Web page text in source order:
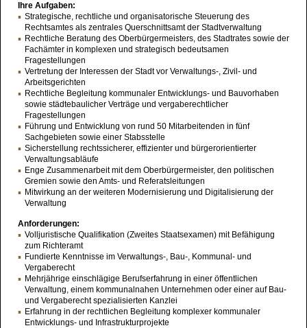
Ihre Aufgaben:
Strategische, rechtliche und organisatorische Steuerung des
Rechtsamtes als zentrales Querschnittsamt der Stadtverwaltung
Rechtliche Beratung des Oberbürgermeisters, des Stadtrates sowie der
Fachämter in komplexen und strategisch bedeutsamen
Fragestellungen
Vertretung der Interessen der Stadt vor Verwaltungs-, Zivil- und
Arbeitsgerichten
Rechtliche Begleitung kommunaler Entwicklungs- und Bauvorhaben
sowie städtebaulicher Verträge und vergaberechtlicher
Fragestellungen
Führung und Entwicklung von rund 50 Mitarbeitenden in fünf
Sachgebieten sowie einer Stabsstelle
Sicherstellung rechtssicherer, effizienter und bürgerorientierter
Verwaltungsabläufe
Enge Zusammenarbeit mit dem Oberbürgermeister, den politischen
Gremien sowie den Amts- und Referatsleitungen
Mitwirkung an der weiteren Modernisierung und Digitalisierung der
Verwaltung
Anforderungen:
Volljuristische Qualifikation (Zweites Staatsexamen) mit Befähigung
zum Richteramt
Fundierte Kenntnisse im Verwaltungs-, Bau-, Kommunal- und
Vergaberecht
Mehrjährige einschlägige Berufserfahrung in einer öffentlichen
Verwaltung, einem kommunalnahen Unternehmen oder einer auf Bau-
und Vergaberecht spezialisierten Kanzlei
Erfahrung in der rechtlichen Begleitung komplexer kommunaler
Entwicklungs- und Infrastrukturprojekte